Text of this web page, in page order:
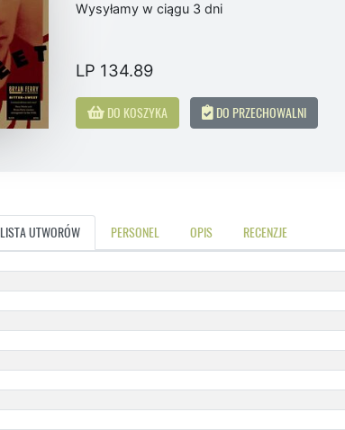
Wysyłamy w ciągu 3 dni
LP 134.89
DO KOSZYKA DO PRZECHOWALNI
LISTA UTWORÓW PERSONEL OPIS RECENZJE